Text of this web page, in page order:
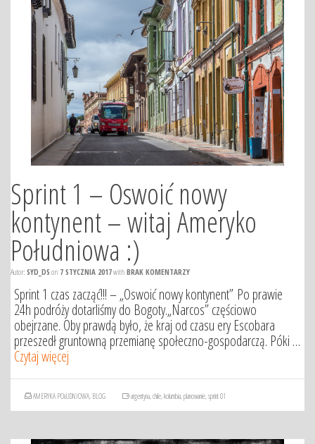
Sprint 1 – Oswoić nowy
kontynent – witaj Ameryko
Południowa :)
Autor: SYD_DS on 7 STYCZNIA 2017with BRAK KOMENTARZY
Sprint 1 czas zacząć!!! – „Oswoić nowy kontynent” Po prawie
24h podróży dotarliśmy do Bogoty.„Narcos” częściowo
obejrzane. Oby prawdą było, że kraj od czasu ery Escobara
przeszedł gruntowną przemianę społeczno-gospodarczą. Póki …
Czytaj więcej
AMERYKA POŁUDNIOWA, BLOG argentyna,chile,kolumbia,planowanie,sprint 01